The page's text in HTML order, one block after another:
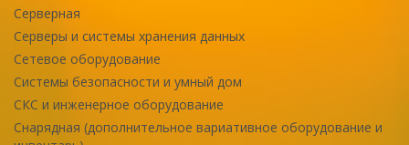
Серверная
Серверы и системы хранения данных
Сетевое оборудование
Системы безопасности и умный дом
СКС и инженерное оборудование
Снарядная (дополнительное вариативное оборудование и